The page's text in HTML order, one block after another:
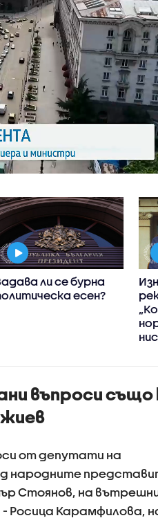
ли се бурна
есен?
въпроси също
от депутати на
народните
Стоянов, на
Росица Карамфилова,